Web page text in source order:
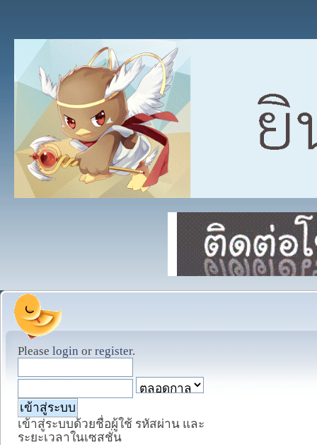
Please login or register.
เข้าสู่ระบบด้วยชื่อผู้ใช้ รหัสผ่าน และ
ระยะเวลาในเซสชั่น